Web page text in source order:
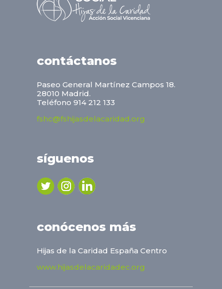
contáctanos
Paseo General Martínez Campos 18.
28010 Madrid.
Teléfono 914 212 133
fshc@fshijasdelacaridad.org
síguenos
conócenos más
Hijas de la Caridad España Centro
www.hijasdelacaridadec.org